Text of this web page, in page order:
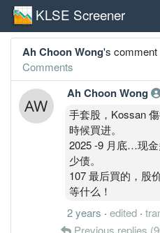
KLSE Screener
Ah Choon Wong's comment
Comments
Ah Choon Wong
手套股，Kossan
時候買进。
2025 -9 月底…现
少债。
107 最后買的，股
等什么！
2 years · edited ·
Previous replies